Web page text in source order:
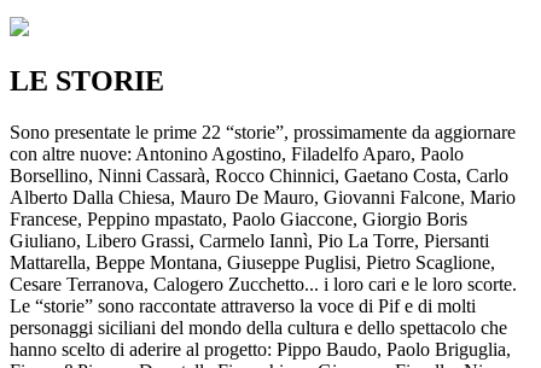
LE STORIE
Sono presentate le prime 22 “storie”, prossimamente da aggiornare
con altre nuove: Antonino Agostino, Filadelfo Aparo, Paolo
Borsellino, Ninni Cassarà, Rocco Chinnici, Gaetano Costa, Carlo
Alberto Dalla Chiesa, Mauro De Mauro, Giovanni Falcone, Mario
Francese, Peppino mpastato, Paolo Giaccone, Giorgio Boris
Giuliano, Libero Grassi, Carmelo Iannì, Pio La Torre, Piersanti
Mattarella, Beppe Montana, Giuseppe Puglisi, Pietro Scaglione,
Cesare Terranova, Calogero Zucchetto... i loro cari e le loro scorte.
Le “storie” sono raccontate attraverso la voce di Pif e di molti
personaggi siciliani del mondo della cultura e dello spettacolo che
hanno scelto di aderire al progetto: Pippo Baudo, Paolo Briguglia,